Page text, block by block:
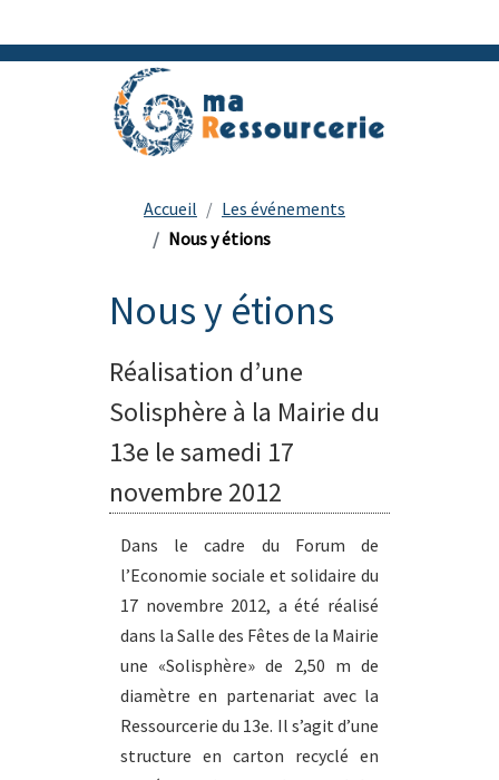
Accueil
Les événements
Nous y étions
Nous y étions
Réalisation d’une
Solisphère à la Mairie du
13e le samedi 17
novembre 2012
Dans le cadre du Forum de
l’Economie sociale et solidaire du
17 novembre 2012, a été réalisé
dans la Salle des Fêtes de la Mairie
une «Solisphère» de 2,50 m de
diamètre en partenariat avec la
Ressourcerie du 13e. Il s’agit d’une
structure en carton recyclé en